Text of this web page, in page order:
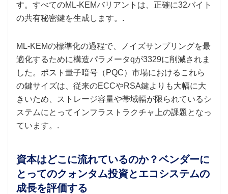
す。すべてのML-KEMバリアントは、正確に32バイト
の共有秘密鍵を生成します。.
ML-KEMの標準化の過程で、ノイズサンプリングを最
適化するために構造パラメータqが3329に削減されま
した。ポスト量子暗号（PQC）市場におけるこれら
の鍵サイズは、従来のECCやRSA鍵よりも大幅に大
きいため、ストレージ容量や帯域幅が限られているシ
ステムにとってインフラストラクチャ上の課題となっ
ています。.
資本はどこに流れているのか？ベンダーに
とってのクォンタム投資とエコシステムの
成長を評価する